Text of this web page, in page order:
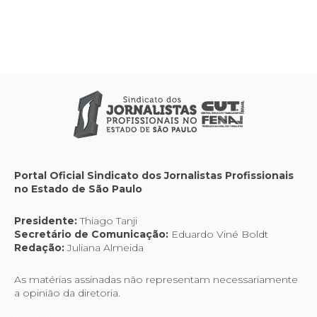
Portal Oficial Sindicato dos Jornalistas Profissionais
no Estado de São Paulo
Presidente:Thiago Tanji
Secretário de Comunicação: Eduardo Viné Boldt
Redação:Juliana Almeida
As matérias assinadas não representam necessariamente
a opinião da diretoria.